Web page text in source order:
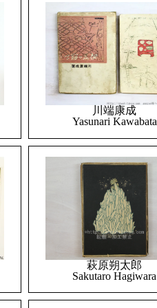
川端康成
Yasunari Kawabata
萩原朔太郎
Sakutaro Hagiwara